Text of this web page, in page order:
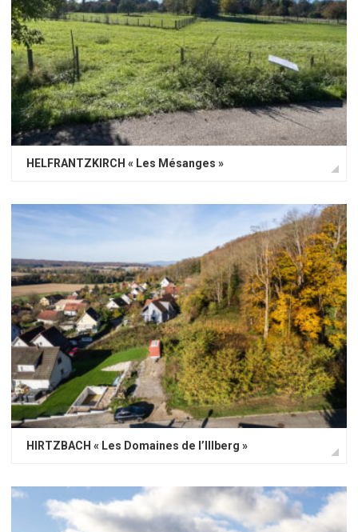
HELFRANTZKIRCH « Les Mésanges »
HIRTZBACH « Les Domaines de l’Illberg »